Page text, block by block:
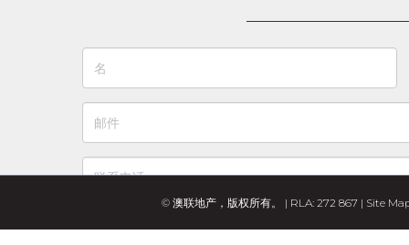
© 澳联地产，版权所有。 | RLA: 272 867 | Site